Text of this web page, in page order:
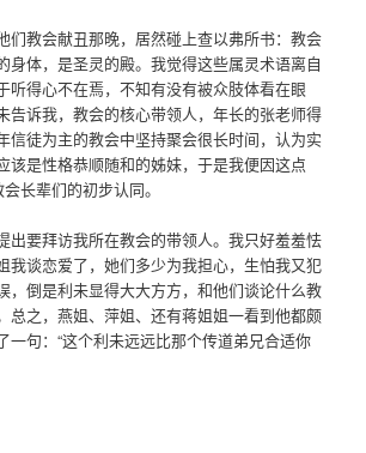
们教会献丑那晚，居然碰上查以弗所书：教会
身体，是圣灵的殿。我觉得这些属灵术语离自
听得心不在焉，不知有没有被众肢体看在眼
告诉我，教会的核心带领人，年长的张老师得
信徒为主的教会中坚持聚会很长时间，认为实
该是性格恭顺随和的姊妹，于是我便因这点
长辈们的初步认同。
出要拜访我所在教会的带领人。我只好羞羞怯
我谈恋爱了，她们多少为我担心，生怕我又犯
，倒是利未显得大大方方，和他们谈论什么教
总之，燕姐、萍姐、还有蒋姐姐一看到他都颇
一句：“这个利未远远比那个传道弟兄合适你